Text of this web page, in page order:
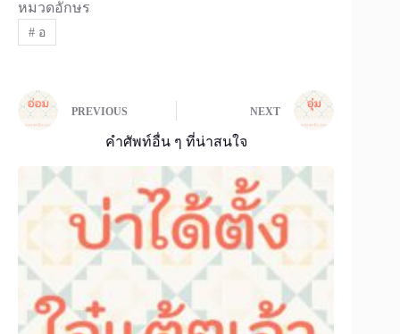
หมวดอักษร
#อ
PREVIOUS NEXT
คำศัพท์อื่น ๆ ที่น่าสนใจ